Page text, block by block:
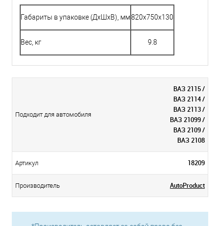
Габариты в упаковке (ДхШхВ), мм820x750x130
Вес, кг 9.8
Подходит для автомобиля
ВАЗ 2115 /
ВАЗ 2114 /
ВАЗ 2113 /
ВАЗ 21099 /
ВАЗ 2109 /
ВАЗ 2108
Артикул 18209
Производитель AutoProduct